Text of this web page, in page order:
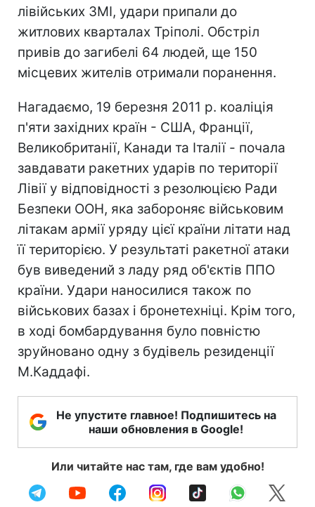
лівійських ЗМІ, удари припали до
житлових кварталах Тріполі. Обстріл
привів до загибелі 64 людей, ще 150
місцевих жителів отримали поранення.
Нагадаємо, 19 березня 2011 р. коаліція
п'яти західних країн - США, Франції,
Великобританії, Канади та Італії - почала
завдавати ракетних ударів по території
Лівії у відповідності з резолюцією Ради
Безпеки ООН, яка забороняє військовим
літакам армії уряду цієї країни літати над
її територією. У результаті ракетної атаки
був виведений з ладу ряд об'єктів ППО
країни. Удари наносилися також по
військових базах і бронетехніці. Крім того,
в ході бомбардування було повністю
зруйновано одну з будівель резиденції
М.Каддафі.
Не упустите главное! Подпишитесь на
наши обновления в Google!
Или читайте нас там, где вам удобно!